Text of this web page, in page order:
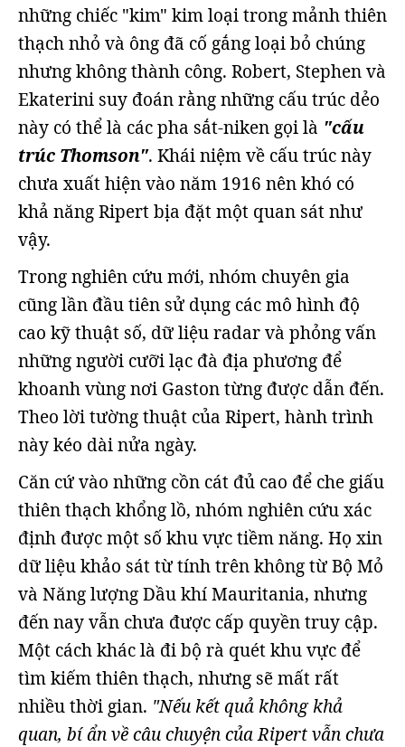
những chiếc "kim" kim loại trong mảnh thiên
thạch nhỏ và ông đã cố gắng loại bỏ chúng
nhưng không thành công. Robert, Stephen và
Ekaterini suy đoán rằng những cấu trúc dẻo
này có thể là các pha sắt-niken gọi là "cấu
trúc Thomson". Khái niệm về cấu trúc này
chưa xuất hiện vào năm 1916 nên khó có
khả năng Ripert bịa đặt một quan sát như
vậy.
Trong nghiên cứu mới, nhóm chuyên gia
cũng lần đầu tiên sử dụng các mô hình độ
cao kỹ thuật số, dữ liệu radar và phỏng vấn
những người cưỡi lạc đà địa phương để
khoanh vùng nơi Gaston từng được dẫn đến.
Theo lời tường thuật của Ripert, hành trình
này kéo dài nửa ngày.
Căn cứ vào những cồn cát đủ cao để che giấu
thiên thạch khổng lồ, nhóm nghiên cứu xác
định được một số khu vực tiềm năng. Họ xin
dữ liệu khảo sát từ tính trên không từ Bộ Mỏ
và Năng lượng Dầu khí Mauritania, nhưng
đến nay vẫn chưa được cấp quyền truy cập.
Một cách khác là đi bộ rà quét khu vực để
tìm kiếm thiên thạch, nhưng sẽ mất rất
nhiều thời gian. "Nếu kết quả không khả
quan, bí ẩn về câu chuyện của Ripert vẫn chưa